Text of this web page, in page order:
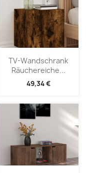
TV-Wandschrank
Räuchereiche...
49,34 €